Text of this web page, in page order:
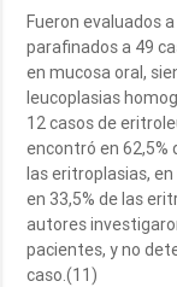
Fueron evaluados
parafinados a 49
en mucosa oral,
leucoplasias
12 casos de
encontró en 62,5%
las eritroplasias,
en 33,5% de las
autores
pacientes, y no
caso.(11)